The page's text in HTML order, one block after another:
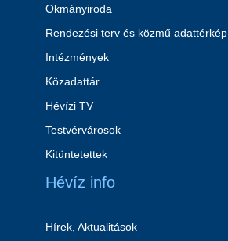
Okmányiroda
Rendezési terv és közmű adattérkép
Intézmények
Közadattár
Hévízi TV
Testvérvárosok
Kitüntetettek
Hévíz info
Hírek, Aktualitások